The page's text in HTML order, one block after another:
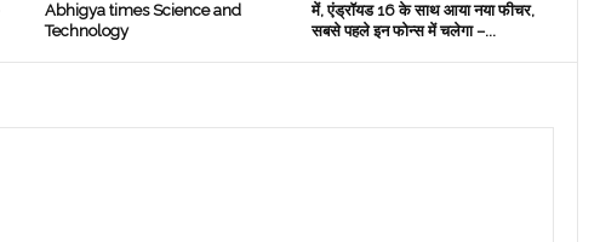
Abhigya times Science and
Technology
में, एंड्रॉयड 16 के साथ आया नया फीचर,
सबसे पहले इन फोन्‍स में चलेगा –...